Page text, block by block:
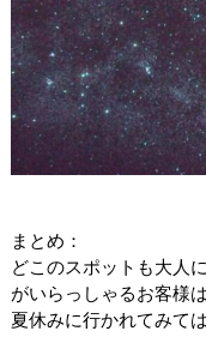
まとめ：
どこのスポットも大人
がいらっしゃるお客様
夏休みに行かれてみて